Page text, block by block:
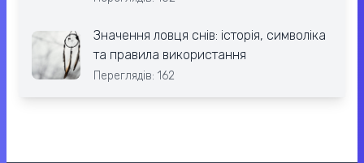
Значення ловця снів: історія, символіка
та правила використання
Переглядів: 162